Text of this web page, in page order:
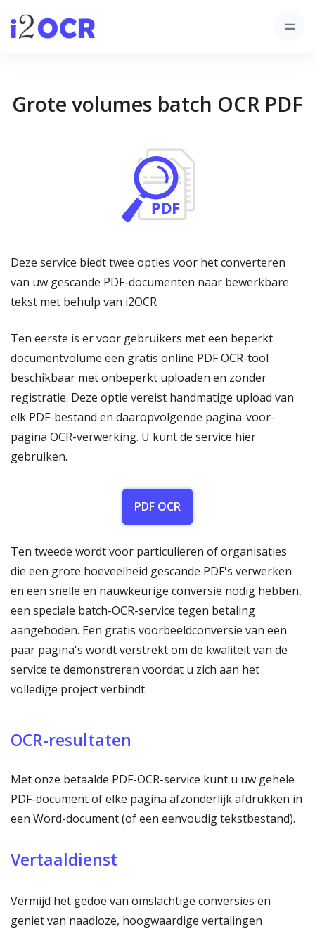
Grote volumes batch OCR PDF
Deze service biedt twee opties voor het converteren
van uw gescande PDF-documenten naar bewerkbare
tekst met behulp van i2OCR
Ten eerste is er voor gebruikers met een beperkt
documentvolume een gratis online PDF OCR-tool
beschikbaar met onbeperkt uploaden en zonder
registratie. Deze optie vereist handmatige upload van
elk PDF-bestand en daaropvolgende pagina-voor-
pagina OCR-verwerking. U kunt de service hier
gebruiken.
PDF OCR
Ten tweede wordt voor particulieren of organisaties
die een grote hoeveelheid gescande PDF's verwerken
en een snelle en nauwkeurige conversie nodig hebben,
een speciale batch-OCR-service tegen betaling
aangeboden. Een gratis voorbeeldconversie van een
paar pagina's wordt verstrekt om de kwaliteit van de
service te demonstreren voordat u zich aan het
volledige project verbindt.
OCR-resultaten
Met onze betaalde PDF-OCR-service kunt u uw gehele
PDF-document of elke pagina afzonderlijk afdrukken in
een Word-document (of een eenvoudig tekstbestand).
Vertaaldienst
Vermijd het gedoe van omslachtige conversies en
geniet van naadloze, hoogwaardige vertalingen